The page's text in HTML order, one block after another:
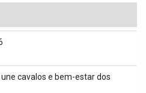
cavalos e bem-estar dos